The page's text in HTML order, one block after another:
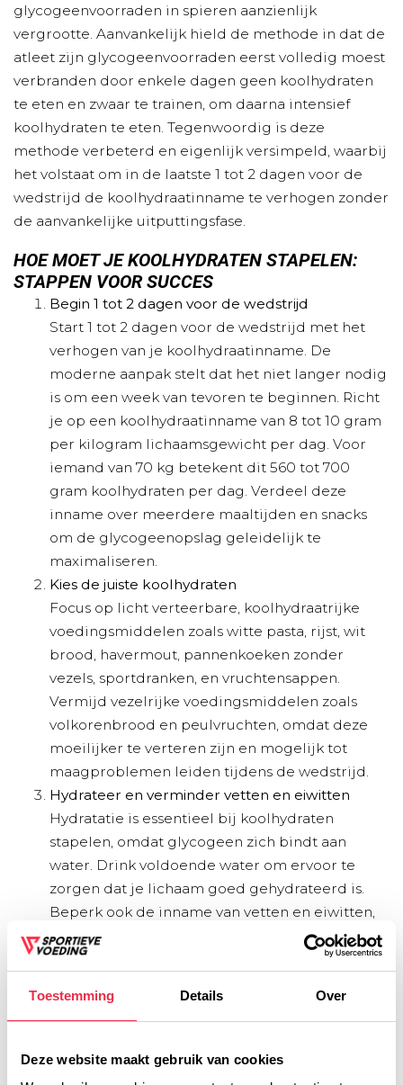
Toestemming Details Over
Deze website maakt gebruik van cookies
glycogeenvoorraden in spieren aanzienlijk
vergrootte. Aanvankelijk hield de methode in dat de
atleet zijn glycogeenvoorraden eerst volledig moest
verbranden door enkele dagen geen koolhydraten
te eten en zwaar te trainen, om daarna intensief
koolhydraten te eten. Tegenwoordig is deze
methode verbeterd en eigenlijk versimpeld, waarbij
het volstaat om in de laatste 1 tot 2 dagen voor de
wedstrijd de koolhydraatinname te verhogen zonder
de aanvankelijke uitputtingsfase.
HOE MOET JE KOOLHYDRATEN STAPELEN:
STAPPEN VOOR SUCCES
Begin 1 tot 2 dagen voor de wedstrijd
Start 1 tot 2 dagen voor de wedstrijd met het
verhogen van je koolhydraatinname. De
moderne aanpak stelt dat het niet langer nodig
is om een week van tevoren te beginnen. Richt
je op een koolhydraatinname van 8 tot 10 gram
per kilogram lichaamsgewicht per dag. Voor
iemand van 70 kg betekent dit 560 tot 700
gram koolhydraten per dag. Verdeel deze
inname over meerdere maaltijden en snacks
om de glycogeenopslag geleidelijk te
maximaliseren.
Kies de juiste koolhydraten
Focus op licht verteerbare, koolhydraatrijke
voedingsmiddelen zoals witte pasta, rijst, wit
brood, havermout, pannenkoeken zonder
vezels, sportdranken, en vruchtensappen.
Vermijd vezelrijke voedingsmiddelen zoals
volkorenbrood en peulvruchten, omdat deze
moeilijker te verteren zijn en mogelijk tot
maagproblemen leiden tijdens de wedstrijd.
Hydrateer en verminder vetten en eiwitten
Hydratatie is essentieel bij koolhydraten
stapelen, omdat glycogeen zich bindt aan
water. Drink voldoende water om ervoor te
zorgen dat je lichaam goed gehydrateerd is.
Beperk ook de inname van vetten en eiwitten,
omdat deze langzamer verteren en een vol
gevoel geven, wat de inname van voldoende
De laatste maaltijd voor de wedstrijd
wedstrijd. Deze maaltijd moet licht verteerbaar